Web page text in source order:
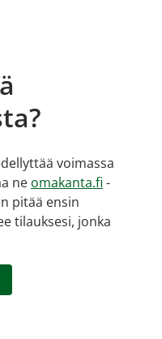
voimassa
ne omakanta.fi -
pitää ensin
tilauksesi, jonka